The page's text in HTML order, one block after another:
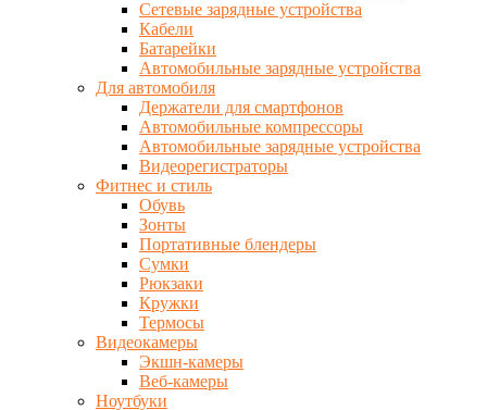
Сетевые зарядные устройства
Кабели
Батарейки
Автомобильные зарядные устройства
Для автомобиля
Держатели для смартфонов
Автомобильные компрессоры
Автомобильные зарядные устройства
Видеорегистраторы
Фитнес и стиль
Обувь
Зонты
Портативные блендеры
Сумки
Рюкзаки
Кружки
Термосы
Видеокамеры
Экшн-камеры
Веб-камеры
Ноутбуки